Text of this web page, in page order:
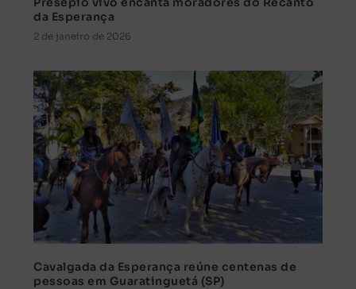
da Esperança
2 de janeiro de 2026
Cavalgada da Esperança reúne centenas de
pessoas em Guaratinguetá (SP)